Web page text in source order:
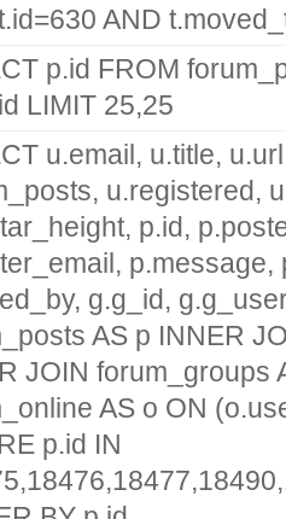
AND
p.id FROM
LIMIT 25,25
u.email, u.title,
u.registered,
p.id,
g.g_id,
AS p INNER
JOIN forum_groups
AS o ON
p.id IN